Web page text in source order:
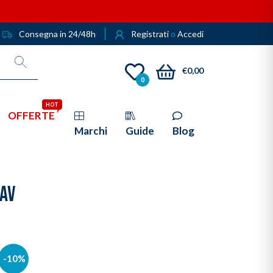
Consegna in 24/48h Registrati o Accedi
0
€0,00
OFFERTE
HOT
Marchi Guide Blog
-10%